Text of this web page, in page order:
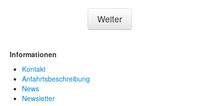
Weiter
Informationen
Kontakt
Anfahrtsbeschreibung
News
Newsletter